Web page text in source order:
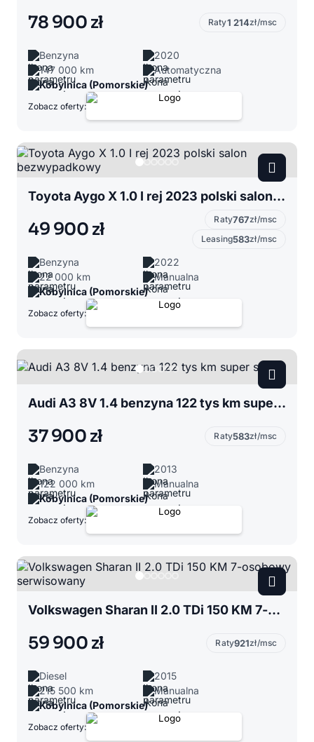
78 900 zł Raty1 214zł/msc
Benzyna
2020
147 000 km
Automatyczna
Kobylnica (Pomorskie)
Zobacz oferty:
Toyota Aygo X 1.0 I rej 2023 polski salon bezwypadkowy
49 900 zł Raty767zł/msc
Leasing583zł/msc
Benzyna
2022
22 000 km
Manualna
Kobylnica (Pomorskie)
Zobacz oferty:
Audi A3 8V 1.4 benzyna 122 tys km super stan
37 900 zł Raty583zł/msc
Benzyna
2013
122 000 km
Manualna
Kobylnica (Pomorskie)
Zobacz oferty:
Volkswagen Sharan II 2.0 TDi 150 KM 7-osobowy serwisowany
59 900 zł Raty921zł/msc
Diesel
2015
215 500 km
Manualna
Kobylnica (Pomorskie)
Zobacz oferty: